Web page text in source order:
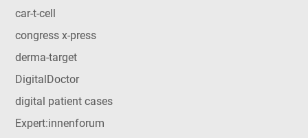
car-t-cell
congress x-press
derma-target
DigitalDoctor
digital patient cases
Expert:innenforum